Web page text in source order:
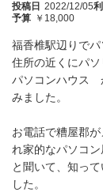
投稿日 2022/12/05
予算 ￥18,000
福香椎駅辺りで
住所の近くにパ
パソコンハウス
みました。
お電話で糟屋郡
れ家的なパソコ
と聞いて、知っ
した。